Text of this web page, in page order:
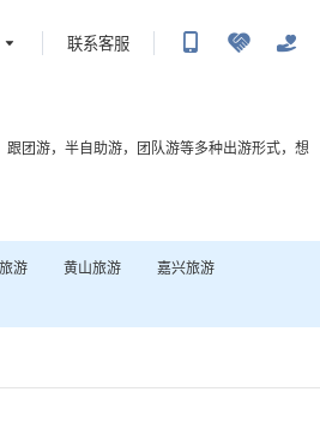
联系客服
跟团游，半自助游，团队游等多种出游形式，想
旅游 黄山旅游 嘉兴旅游